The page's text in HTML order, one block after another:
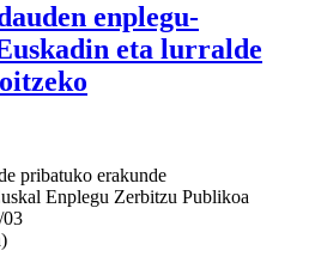
enplegu-
eta lurralde
pribatuko erakunde
Enplegu Zerbitzu Publikoa
03